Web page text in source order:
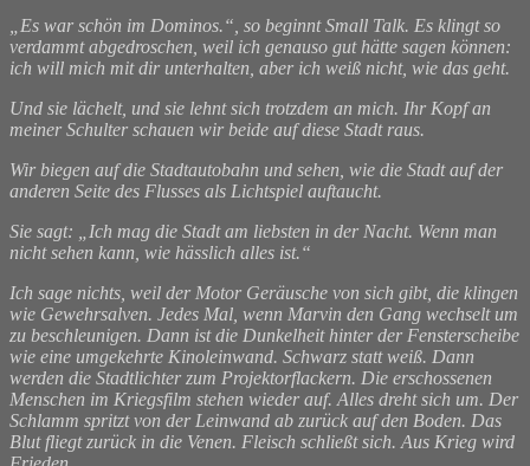
„Es war schön im Dominos.“, so beginnt Small Talk. Es klingt so
verdammt abgedroschen, weil ich genauso gut hätte sagen können:
ich will mich mit dir unterhalten, aber ich weiß nicht, wie das geht.
Und sie lächelt, und sie lehnt sich trotzdem an mich. Ihr Kopf an
meiner Schulter schauen wir beide auf diese Stadt raus.
Wir biegen auf die Stadtautobahn und sehen, wie die Stadt auf der
anderen Seite des Flusses als Lichtspiel auftaucht.
Sie sagt: „Ich mag die Stadt am liebsten in der Nacht. Wenn man
nicht sehen kann, wie hässlich alles ist.“
Ich sage nichts, weil der Motor Geräusche von sich gibt, die klingen
wie Gewehrsalven. Jedes Mal, wenn Marvin den Gang wechselt um
zu beschleunigen. Dann ist die Dunkelheit hinter der Fensterscheibe
wie eine umgekehrte Kinoleinwand. Schwarz statt weiß. Dann
werden die Stadtlichter zum Projektorflackern. Die erschossenen
Menschen im Kriegsfilm stehen wieder auf. Alles dreht sich um. Der
Schlamm spritzt von der Leinwand ab zurück auf den Boden. Das
Blut fliegt zurück in die Venen. Fleisch schließt sich. Aus Krieg wird